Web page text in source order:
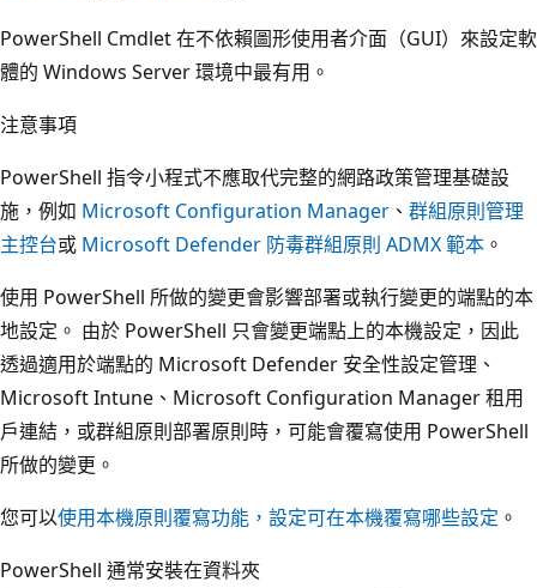
PowerShell Cmdlet 在不依賴圖形使用者介面（GUI）來設定軟
體的 Windows Server 環境中最有用。
注意事項
PowerShell 指令小程式不應取代完整的網路政策管理基礎設
施，例如 Microsoft Configuration Manager 、 群組原則管理
主控台或 Microsoft Defender 防毒群組原則 ADMX 範本 。
使用 PowerShell 所做的變更會影響部署或執行變更的端點的本
地設定。 由於 PowerShell 只會變更端點上的本機設定，因此
透過適用於端點的 Microsoft Defender 安全性設定管理、
Microsoft Intune、Microsoft Configuration Manager 租用
戶連結，或群組原則部署原則時，可能會覆寫使用 PowerShell
所做的變更。
您可以使用本機原則覆寫功能，設定可在本機覆寫哪些設定 。
PowerShell 通常安裝在資料夾